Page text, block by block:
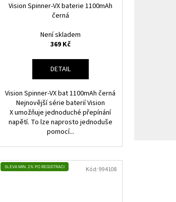
Vision Spinner-VX baterie 1100mAh
černá
Není skladem
369 Kč
DETAIL
Vision Spinner-VX bat 1100mAh černá
Nejnovější série baterií Vision
X umožňuje jednoduché přepínání
napětí. To lze naprosto jednoduše
pomocí...
SLEVA MIN. 2% PO REGISTRACI Kód:994108